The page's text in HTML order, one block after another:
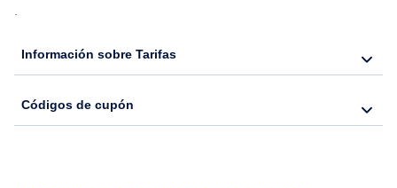
.
Información sobre Tarifas
Códigos de cupón